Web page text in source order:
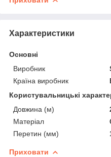
Характеристики
Основні
Виробник
Країна виробник
Користувальницькі
Довжина (м)
Матеріал
Перетин (мм)
Приховати